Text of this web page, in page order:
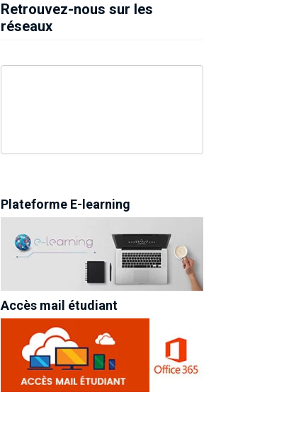
Retrouvez-nous sur les
réseaux
Plateforme E-learning
Accès mail étudiant